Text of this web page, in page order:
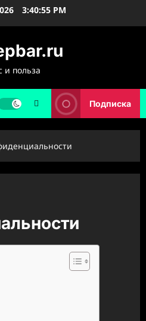
3:40:56 PM
и польза
Подписка